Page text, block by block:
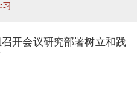
开会议研究部署树立和践